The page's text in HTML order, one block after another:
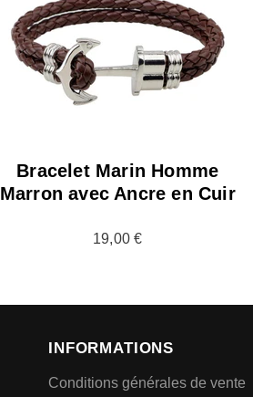
Bracelet Marin Homme
Marron avec Ancre en Cuir
19,00 €
INFORMATIONS
Conditions générales de vente